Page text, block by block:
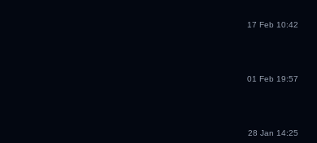
17 Feb 10:42
01 Feb 19:57
28 Jan 14:25